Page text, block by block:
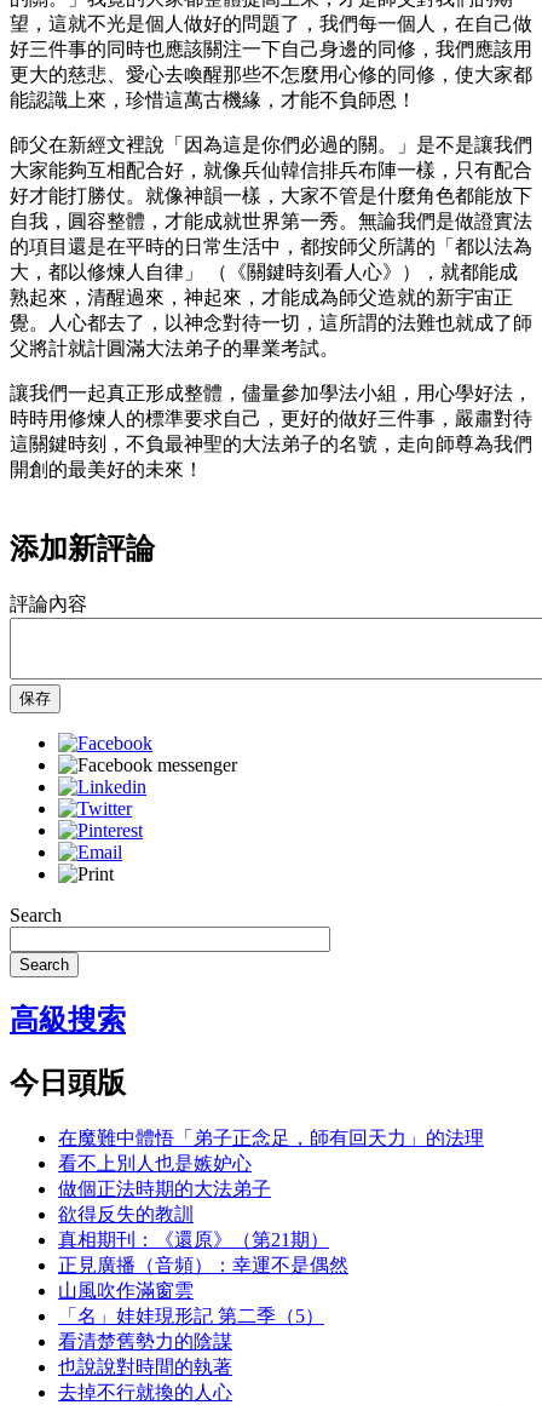
望，這就不光是個人做好的問題了，我們每一個人，在自己做
好三件事的同時也應該關注一下自己身邊的同修，我們應該用
更大的慈悲、愛心去喚醒那些不怎麼用心修的同修，使大家都
能認識上來，珍惜這萬古機緣，才能不負師恩！
師父在新經文裡說「因為這是你們必過的關。」是不是讓我們
大家能夠互相配合好，就像兵仙韓信排兵布陣一樣，只有配合
好才能打勝仗。就像神韻一樣，大家不管是什麼角色都能放下
自我，圓容整體，才能成就世界第一秀。無論我們是做證實法
的項目還是在平時的日常生活中，都按師父所講的「都以法為
大，都以修煉人自律」 （《關鍵時刻看人心》），就都能成
熟起來，清醒過來，神起來，才能成為師父造就的新宇宙正
覺。人心都去了，以神念對待一切，這所謂的法難也就成了師
父將計就計圓滿大法弟子的畢業考試。
讓我們一起真正形成整體，儘量參加學法小組，用心學好法，
時時用修煉人的標準要求自己，更好的做好三件事，嚴肅對待
這關鍵時刻，不負最神聖的大法弟子的名號，走向師尊為我們
開創的最美好的未來！
添加新評論
評論內容
保存
Search
Search
高級搜索
今日頭版
在魔難中體悟「弟子正念足，師有回天力」的法理
看不上別人也是嫉妒心
做個正法時期的大法弟子
欲得反失的教訓
真相期刊：《還原》（第21期）
正見廣播（音頻）：幸運不是偶然
山風吹作滿窗雲
「名」娃娃現形記 第二季（5）
看清楚舊勢力的陰謀
也說說對時間的執著
去掉不行就換的人心